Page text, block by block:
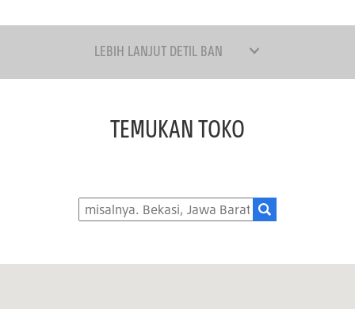
LEBIH LANJUT DETIL BAN
TEMUKAN TOKO